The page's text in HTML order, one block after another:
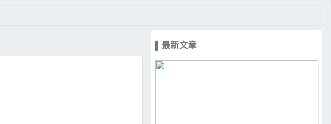
▌最新文章